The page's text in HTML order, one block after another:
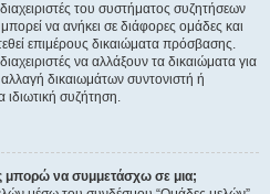
του συστήματος συζητήσεων
να ανήκει σε διάφορες ομάδες και
επιμέρους δικαιώματα πρόσβασης.
να αλλάξουν τα δικαιώματα για
δικαιωμάτων συντονιστή ή
συζήτηση.
μπορώ να συμμετάσχω σε μια;